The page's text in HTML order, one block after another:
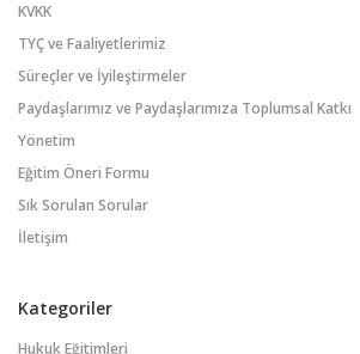
KVKK
TYÇ ve Faaliyetlerimiz
Süreçler ve İyileştirmeler
Paydaşlarımız ve Paydaşlarımıza Toplumsal Katkı
Yönetim
Eğitim Öneri Formu
Sık Sorulan Sorular
İletişim
Kategoriler
Hukuk Eğitimleri